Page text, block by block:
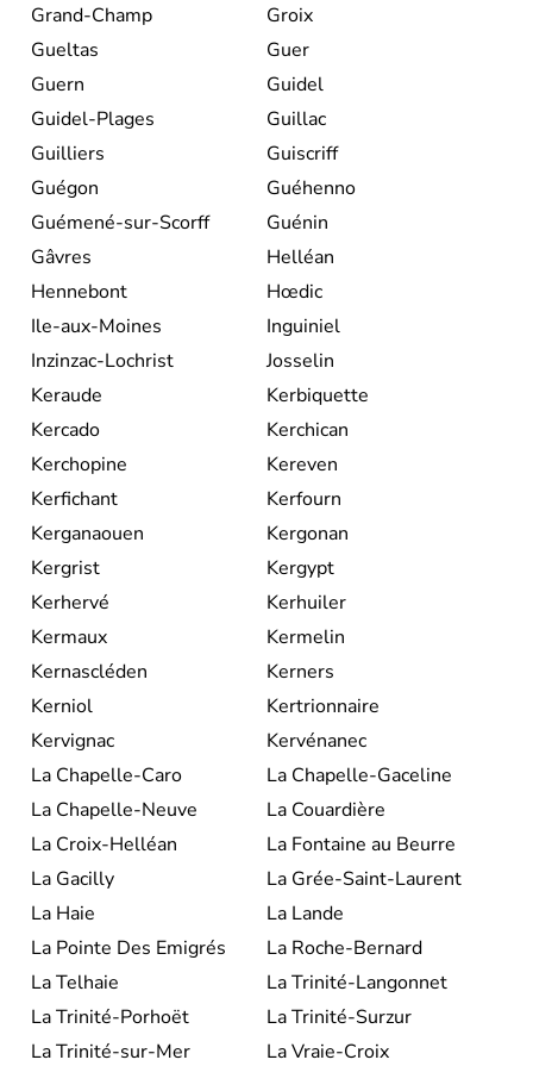
Grand-Champ
Groix
Gueltas
Guer
Guern
Guidel
Guidel-Plages
Guillac
Guilliers
Guiscriff
Guégon
Guéhenno
Guémené-sur-Scorff
Guénin
Gâvres
Helléan
Hennebont
Hœdic
Ile-aux-Moines
Inguiniel
Inzinzac-Lochrist
Josselin
Keraude
Kerbiquette
Kercado
Kerchican
Kerchopine
Kereven
Kerfichant
Kerfourn
Kerganaouen
Kergonan
Kergrist
Kergypt
Kerhervé
Kerhuiler
Kermaux
Kermelin
Kernascléden
Kerners
Kerniol
Kertrionnaire
Kervignac
Kervénanec
La Chapelle-Caro
La Chapelle-Gaceline
La Chapelle-Neuve
La Couardière
La Croix-Helléan
La Fontaine au Beurre
La Gacilly
La Grée-Saint-Laurent
La Haie
La Lande
La Pointe Des Emigrés
La Roche-Bernard
La Telhaie
La Trinité-Langonnet
La Trinité-Porhoët
La Trinité-Surzur
La Trinité-sur-Mer
La Vraie-Croix